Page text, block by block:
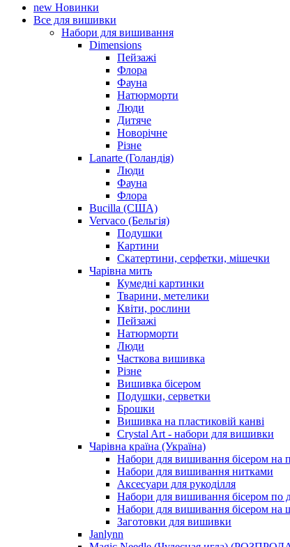
new Новинки
Все для вишивки
Набори для вишивання
Dimensions
Пейзажі
Флора
Фауна
Натюрморти
Люди
Дитяче
Новорічне
Різне
Lanarte (Голандія)
Люди
Фауна
Флора
Bucilla (США)
Vervaco (Бельгія)
Подушки
Картини
Скатертини, серфетки, мішечки
Чарiвна мить
Кумедні картинки
Тварини, метелики
Квіти, рослини
Пейзажі
Натюрморти
Люди
Часткова вишивка
Різне
Вишивка бісером
Подушки, серветки
Брошки
Вишивка на пластиковій канві
Crystal Art - набори для вишивки
Чарівна країна (Україна)
Набори для вишивання бісером на
Набори для вишивання нитками
Аксесуари для рукоділля
Набори для вишивання бісером по
Набори для вишивання бісером на
Заготовки для вишивки
Janlynn